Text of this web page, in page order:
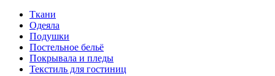
Ткани
Одеяла
Подушки
Постельное бельё
Покрывала и пледы
Текстиль для гостиниц